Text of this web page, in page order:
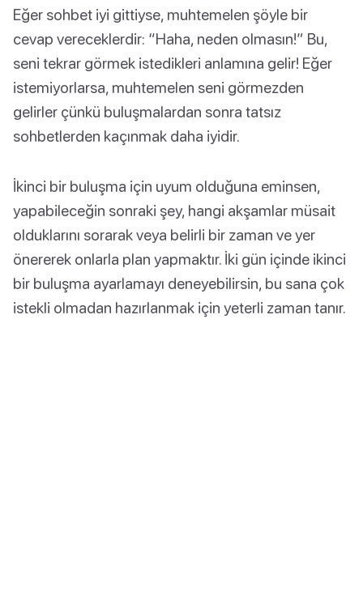
Eğer sohbet iyi gittiyse, muhtemelen şöyle bir
cevap vereceklerdir: “Haha, neden olmasın!” Bu,
seni tekrar görmek istedikleri anlamına gelir! Eğer
istemiyorlarsa, muhtemelen seni görmezden
gelirler çünkü buluşmalardan sonra tatsız
sohbetlerden kaçınmak daha iyidir.
İkinci bir buluşma için uyum olduğuna eminsen,
yapabileceğin sonraki şey, hangi akşamlar müsait
olduklarını sorarak veya belirli bir zaman ve yer
önererek onlarla plan yapmaktır. İki gün içinde ikinci
bir buluşma ayarlamayı deneyebilirsin, bu sana çok
istekli olmadan hazırlanmak için yeterli zaman tanır.